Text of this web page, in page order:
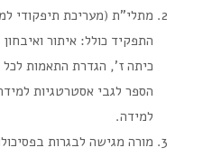
מתלי"ת (מעריכת תיפקודי
התפקיד כולל: איתור
כיתה ז', הגדרת התאמות
הספר לגבי אסטרטגיות
למידה.
מורה מגישה לבגרות